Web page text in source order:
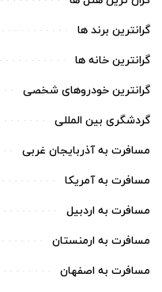
گرانترین برند ها
گرانترین خانه ها
گرانترین خودروهای شخصی
گردشگری بین المللی
مسافرت به آذربایجان غربی
مسافرت به آمریکا
مسافرت به اردبیل
مسافرت به ارمنستان
مسافرت به اصفهان